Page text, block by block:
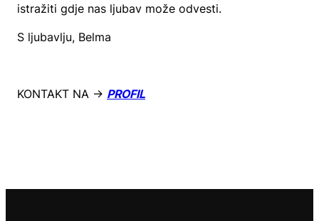
istražiti gdje nas ljubav može odvesti.
S ljubavlju, Belma
KONTAKT NA → PROFIL